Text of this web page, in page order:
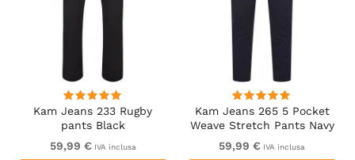
Kam Jeans 233 Rugby
pants Black
59,99 € IVA inclusa
Kam Jeans 265 5 Pocket
Weave Stretch Pants Navy
59,99 € IVA inclusa